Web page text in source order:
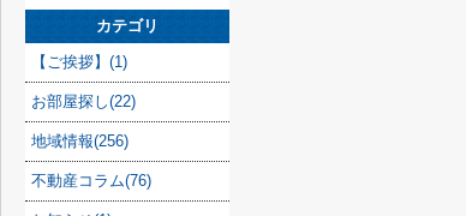
カテゴリ
【ご挨拶】(1)
お部屋探し(22)
地域情報(256)
不動産コラム(76)